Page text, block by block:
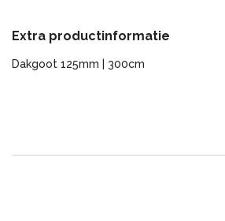
Extra productinformatie
Dakgoot 125mm | 300cm